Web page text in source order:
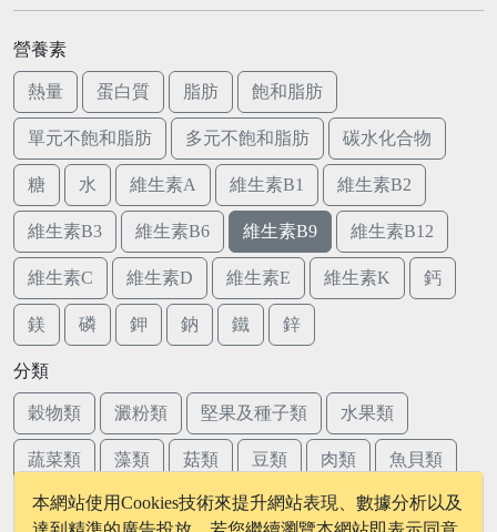
營養素
熱量 蛋白質 脂肪 飽和脂肪
單元不飽和脂肪 多元不飽和脂肪 碳水化合物
糖 水 維生素A 維生素B1 維生素B2
維生素B3 維生素B6 維生素B9 維生素B12
維生素C 維生素D 維生素E 維生素K 鈣
鎂 磷 鉀 鈉 鐵 鋅
分類
穀物類 澱粉類 堅果及種子類 水果類
蔬菜類 藻類 菇類 豆類 肉類 魚貝類
蛋類 乳品類
本網站使用Cookies技術來提升網站表現、數據分析以及